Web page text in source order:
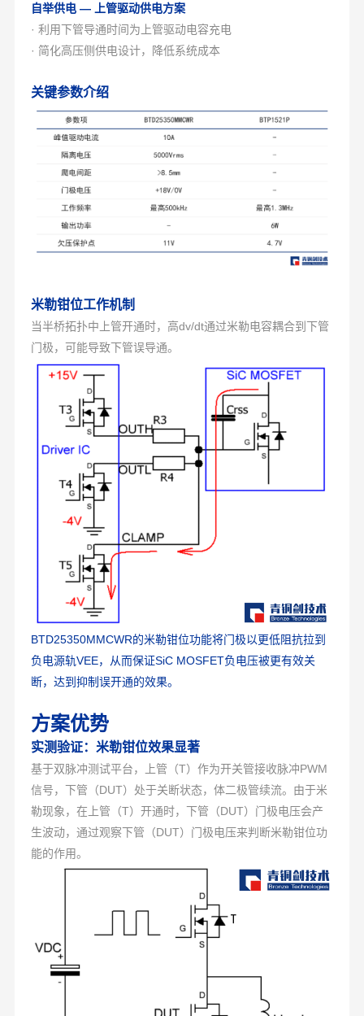
自举供电 — 上管驱动供电方案
· 利用下管导通时间为上管驱动电容充电
· 简化高压侧供电设计，降低系统成本
关键参数介绍
米勒钳位工作机制
当半桥拓扑中上管开通时，高dv/dt通过米勒电容耦合到下管
门极，可能导致下管误导通。
BTD25350MMCWR的米勒钳位功能将门极以更低阻抗拉到
负电源轨VEE，从而保证SiC MOSFET负电压被更有效关
断，达到抑制误开通的效果。
方案优势
实测验证：米勒钳位效果显著
基于双脉冲测试平台，上管（T）作为开关管接收脉冲PWM
信号，下管（DUT）处于关断状态，体二极管续流。由于米
勒现象，在上管（T）开通时，下管（DUT）门极电压会产
生波动，通过观察下管（DUT）门极电压来判断米勒钳位功
能的作用。